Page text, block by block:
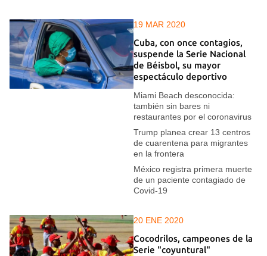
19 MAR 2020
Cuba, con once contagios,
suspende la Serie Nacional
de Béisbol, su mayor
espectáculo deportivo
Miami Beach desconocida:
también sin bares ni
restaurantes por el coronavirus
Trump planea crear 13 centros
de cuarentena para migrantes
en la frontera
México registra primera muerte
de un paciente contagiado de
Covid-19
20 ENE 2020
Cocodrilos, campeones de la
Serie "coyuntural"